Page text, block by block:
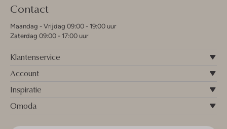
Contact
Maandag - Vrijdag 09:00 - 19:00 uur
Zaterdag 09:00 - 17:00 uur
Klantenservice
Account
Inspiratie
Omoda